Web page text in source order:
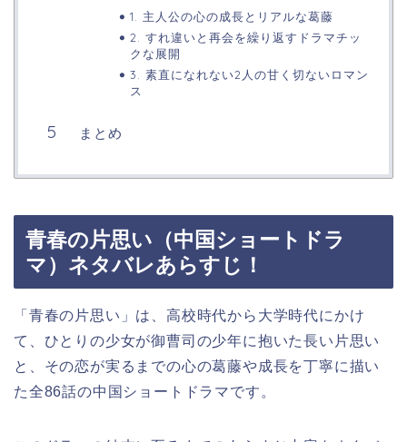
1. 主人公の心の成長とリアルな葛藤
2. すれ違いと再会を繰り返すドラマチッ
クな展開
3. 素直になれない2人の甘く切ないロマン
ス
まとめ
青春の片思い（中国ショートドラ
マ）ネタバレあらすじ！
「青春の片思い」は、高校時代から大学時代にかけ
て、ひとりの少女が御曹司の少年に抱いた長い片思い
と、その恋が実るまでの心の葛藤や成長を丁寧に描い
た全86話の中国ショートドラマです。